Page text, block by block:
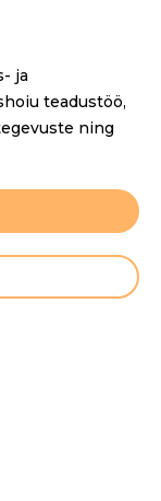
ja
teadustöö,
ning